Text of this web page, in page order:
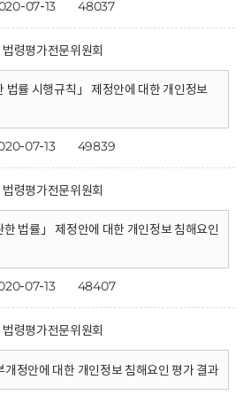
07-13 48037
법령평가전문위원회
법률 시행규칙」 제정안에 대한 개인정보
07-13 49839
법령평가전문위원회
한 법률」 제정안에 대한 개인정보 침해요인
07-13 48407
법령평가전문위원회
개정안에 대한 개인정보 침해요인 평가 결과